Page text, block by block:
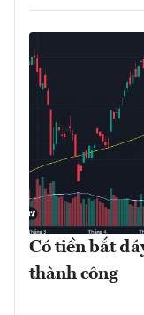
Có tiền bắt
thành công